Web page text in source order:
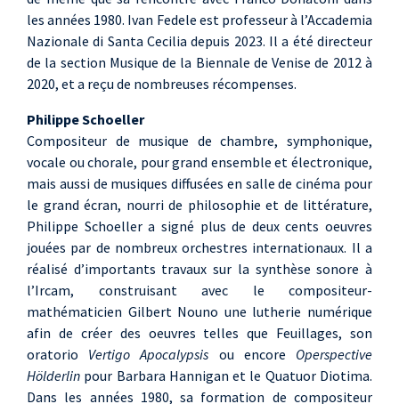
les années 1980. Ivan Fedele est professeur à l’Accademia
Nazionale di Santa Cecilia depuis 2023. Il a été directeur
de la section Musique de la Biennale de Venise de 2012 à
2020, et a reçu de nombreuses récompenses.
Philippe Schoeller
Compositeur de musique de chambre, symphonique,
vocale ou chorale, pour grand ensemble et électronique,
mais aussi de musiques diffusées en salle de cinéma pour
le grand écran, nourri de philosophie et de littérature,
Philippe Schoeller a signé plus de deux cents oeuvres
jouées par de nombreux orchestres internationaux. Il a
réalisé d’importants travaux sur la synthèse sonore à
l’Ircam, construisant avec le compositeur-
mathématicien Gilbert Nouno une lutherie numérique
afin de créer des oeuvres telles que Feuillages, son
oratorio Vertigo Apocalypsis ou encore Operspective
Hölderlin pour Barbara Hannigan et le Quatuor Diotima.
Dans les années 1980, sa formation de compositeur